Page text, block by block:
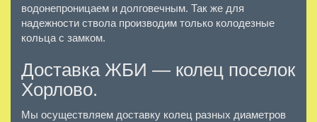
водонепроницаем и долговечным. Так же для
надежности ствола производим только колодезные
кольца с замком.
Доставка ЖБИ — колец поселок
Хорлово.
Мы осуществляем доставку колец разных диаметров